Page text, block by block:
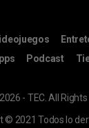
Podcast
- TEC. All Rights
© 2021 Todos lo